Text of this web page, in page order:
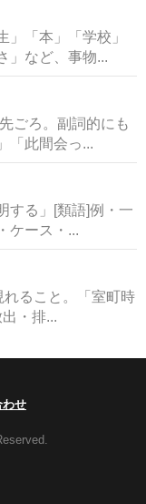
「本」「学校」
」など、事物...
ごろ。副詞的にも
「此間会っ...
する」[類語]例・一
ケース・...
れること。「室町時
・排...
わせ